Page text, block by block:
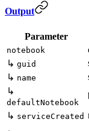
Output
Parameter
notebook
↳ guid
↳ name
↳
defaultNotebook
↳ serviceCreated